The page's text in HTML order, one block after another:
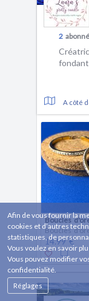
2
A côté
14.99 €
Afin de vous fournir la
cookies et d’autres
statistiques, de
Vous voulez en savoir
Vous pouvez modifier
confidentialité.
Réglages